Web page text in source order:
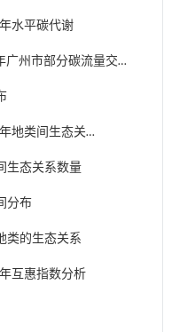
水平碳代谢
广州市部分碳流量交
） (万t)
地类间生态关系
生态关系数量
分布
类的生态关系
互惠指数分析